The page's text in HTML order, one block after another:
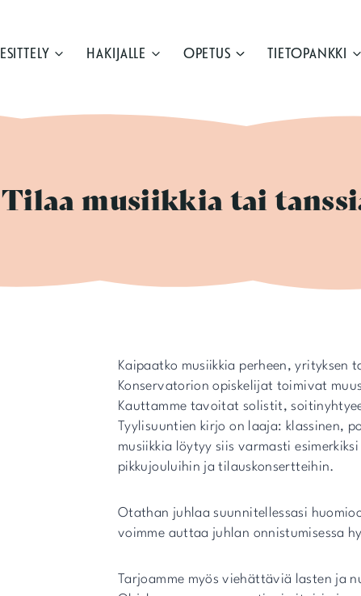
ESITTELY HAKIJALLE OPETUS TIETOPANKKI
Tilaa musiikkia tai
Kaipaatko musiikkia perheen, yrityksen
Konservatorion opiskelijat toimivat
Kauttamme tavoitat solistit,
Tyylisuuntien kirjo on laaja: klassinen,
musiikkia löytyy siis varmasti
pikkujouluihin ja tilauskonsertteihin.
Otathan juhlaa suunnitellessasi
voimme auttaa juhlan onnistumisessa
Tarjoamme myös viehättäviä lasten ja